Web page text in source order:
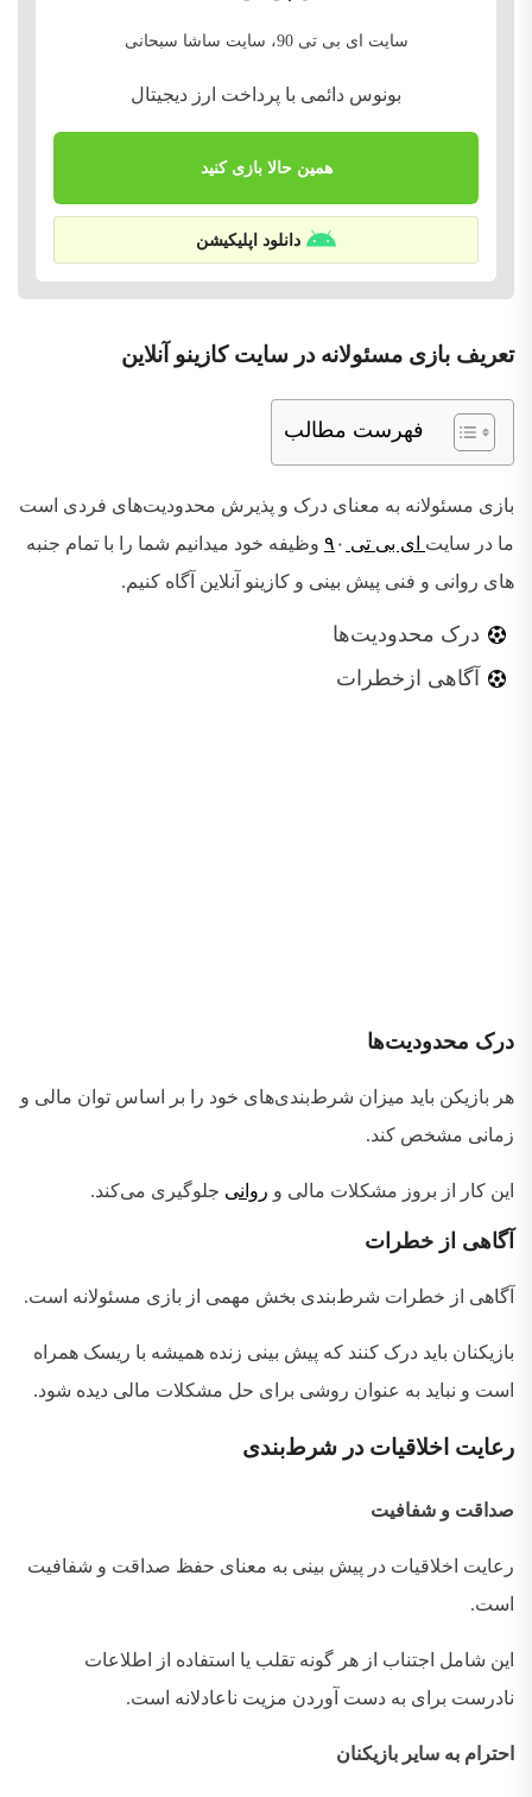
سایت ای بی تی 90، سایت ساشا سبحانی
بونوس دائمی با پرداخت ارز دیجیتال
همین حالا بازی کنید
دانلود اپلیکیشن
تعریف بازی مسئولانه در سایت کازینو آنلاین
فهرست مطالب
بازی مسئولانه به معنای درک و پذیرش محدودیت‌های فردی است
ما در سایت ای بی تی ۹
۰ وظیفه خود میدانیم شما را با تمام جنبه
های روانی و فنی پیش بینی و کازینو آنلاین آگاه کنیم.
درک محدودیت‌ها
آگاهی ازخطرات
درک محدودیت‌ها
هر بازیکن باید میزان شرط‌بندی‌های خود را بر اساس توان مالی و
زمانی مشخص کند.
این کار از بروز مشکلات مالی و روانی جلوگیری می‌کند.
آگاهی از خطرات
آگاهی از خطرات شرط‌بندی بخش مهمی از بازی مسئولانه است.
بازیکنان باید درک کنند که پیش بینی زنده همیشه با ریسک همراه
است و نباید به عنوان روشی برای حل مشکلات مالی دیده شود.
رعایت اخلاقیات در شرط‌بندی
صداقت و شفافیت
رعایت اخلاقیات در پیش بینی به معنای حفظ صداقت و شفافیت
است.
این شامل اجتناب از هر گونه تقلب یا استفاده از اطلاعات
نادرست برای به دست آوردن مزیت ناعادلانه است.
احترام به سایر بازیکنان